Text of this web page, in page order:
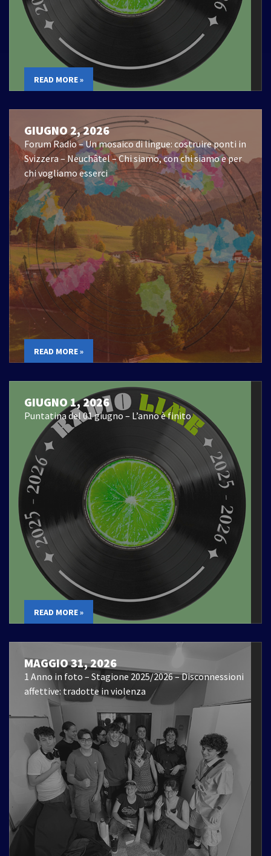
READ MORE »
GIUGNO 2, 2026
Forum Radio – Un mosaico di lingue: costruire ponti in
Svizzera – Neuchâtel – Chi siamo, con chi siamo e per
chi vogliamo esserci
READ MORE »
GIUGNO 1, 2026
Puntatina del 01 giugno – L’anno è finito
READ MORE »
MAGGIO 31, 2026
1 Anno in foto – Stagione 2025/2026 – Disconnessioni
affettive: tradotte in violenza